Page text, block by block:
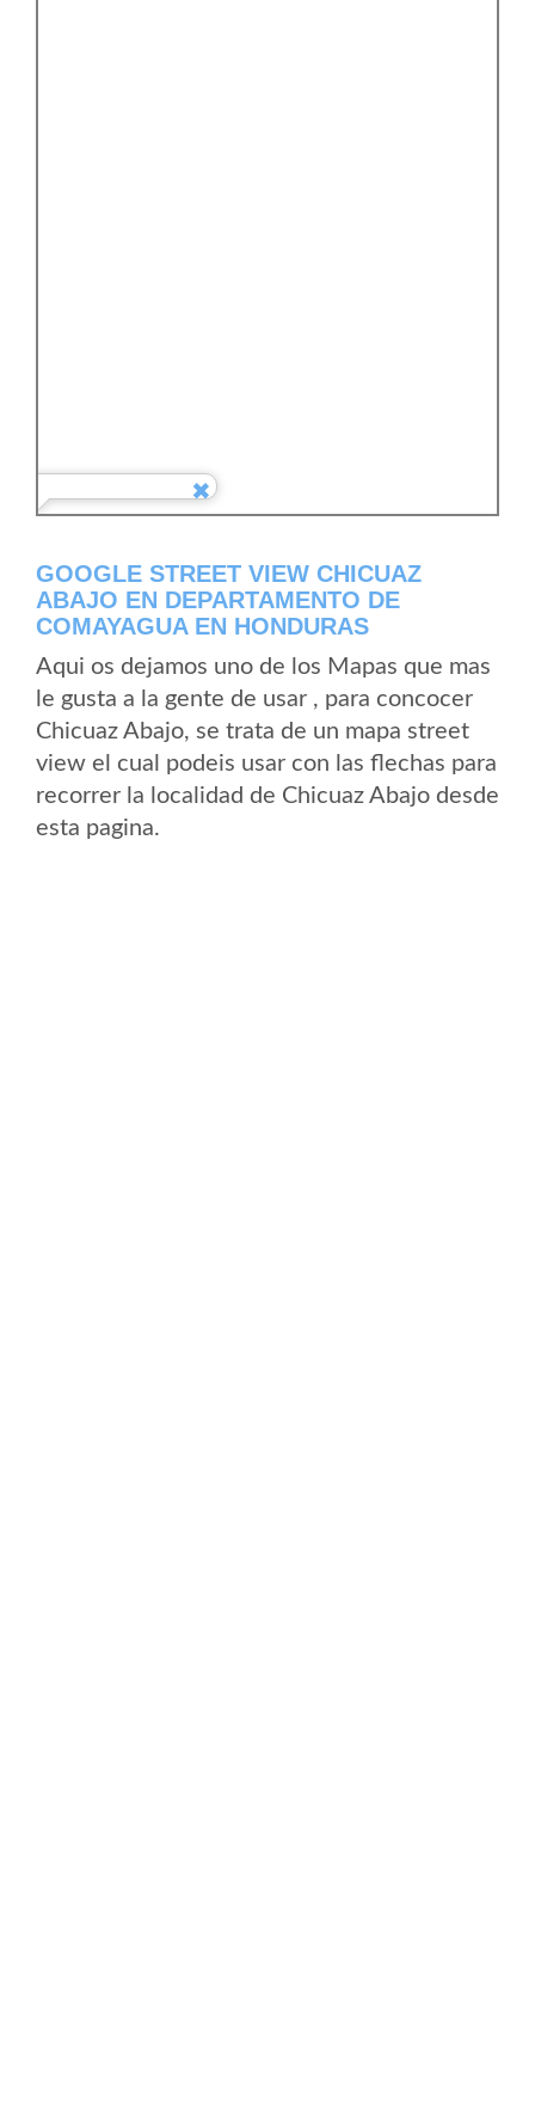
GOOGLE STREET VIEW CHICUAZ
ABAJO EN DEPARTAMENTO DE
COMAYAGUA EN HONDURAS
Aqui os dejamos uno de los Mapas que mas
le gusta a la gente de usar , para concocer
Chicuaz Abajo, se trata de un mapa street
view el cual podeis usar con las flechas para
recorrer la localidad de Chicuaz Abajo desde
esta pagina.